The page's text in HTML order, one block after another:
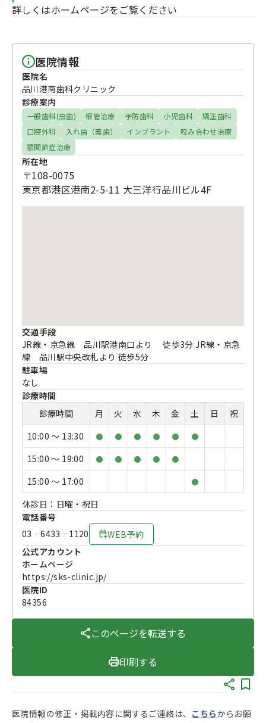
詳しくはホームページをご覧ください
医院情報
医院名
品川港南歯科クリニック
診療案内
一般歯科(虫歯) 根管治療 予防歯科 小児歯科
矯正歯科
口腔外科
入れ歯（義歯） インプラント
咬み合わせ治療
顎関節症治療
所在地
〒108-0075
東京都港区港南2-5-11 大三洋行品川ビル4F
交通手段
JR線・京急線 品川駅港南口より 徒歩3分 JR線・京急
線 品川駅中央改札より 徒歩5分
駐車場
なし
診療時間
診療時間
月 火 水 木 金 土 日
祝
10:00 〜 13:30
● ● ● ● ● ●
15:00 〜 19:00 ● ● ● ● ●
15:00 〜 17:00 ●
休診日：日曜・祝日
電話番号
03‐6433‐1120
WEB予約
公式アカウント
ホームページ
https://sks-clinic.jp/
医院ID
84356
このページを転送する
印刷する
医院情報の修正・掲載内容に関するご連絡は、 こちらからお願